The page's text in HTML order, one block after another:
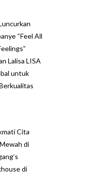
“Feel All
Lalisa LISA
untuk
Cita
di
di